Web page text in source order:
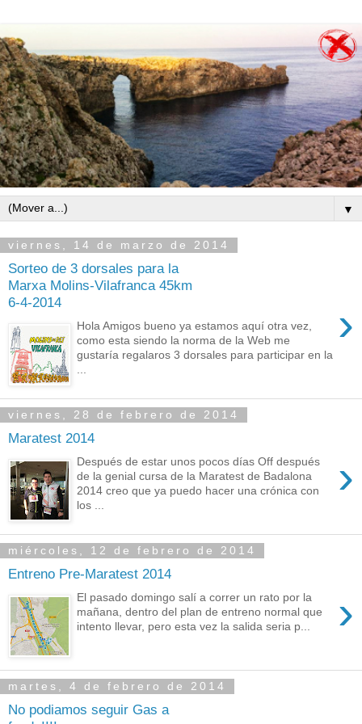
▼
viernes, 14 de marzo de 2014
Sorteo de 3 dorsales para la
Marxa Molins-Vilafranca 45km
6-4-2014
›
Hola Amigos bueno ya estamos aquí otra vez,
como esta siendo la norma de la Web me
gustaría regalaros 3 dorsales para participar en la
viernes, 28 de febrero de 2014
Maratest 2014
›
Después de estar unos pocos días Off después
de la genial cursa de la Maratest de Badalona
2014 creo que ya puedo hacer una crónica con
los ...
miércoles, 12 de febrero de 2014
Entreno Pre-Maratest 2014
›
El pasado domingo salí a correr un rato por la
mañana, dentro del plan de entreno normal que
intento llevar, pero esta vez la salida seria p...
martes, 4 de febrero de 2014
No podiamos seguir Gas a